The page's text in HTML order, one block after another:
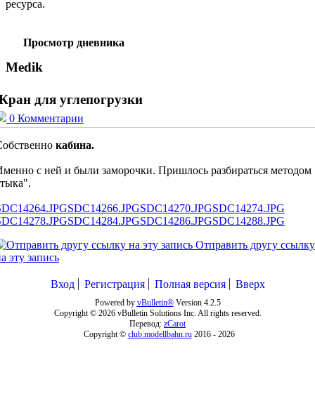
ресурса.
Просмотр дневника
Medik
для углепогрузки
0 Комментарии
кабина.
с ней и были заморочки. Пришлось разбираться методом
SDC14266.JPGSDC14270.JPGSDC14274.JPG
SDC14284.JPGSDC14286.JPGSDC14288.JPG
Отправить другу ссылку
эту запись
Вход Регистрация Полная версия Вверх
Powered by vBulletin®Version 4.2.5
Copyright © 2026 vBulletin Solutions Inc. All rights reserved.
Перевод: zCarot
Copyright © club.modellbahn.ru2016 - 2026